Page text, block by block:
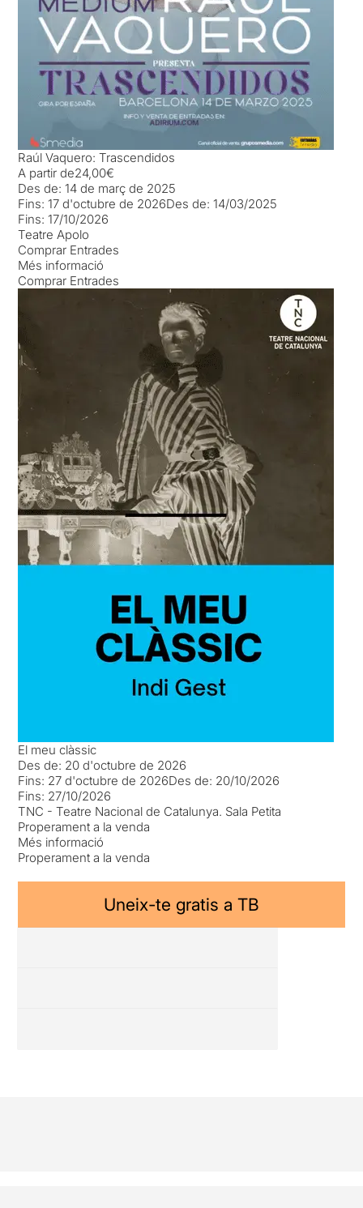
Raúl Vaquero: Trascendidos
A partir de24,00€
Des de: 14 de març de 2025
Fins: 17 d'octubre de 2026Des de: 14/03/2025
Fins: 17/10/2026
Teatre Apolo
Comprar Entrades
Més informació
Comprar Entrades
El meu clàssic
Des de: 20 d'octubre de 2026
Fins: 27 d'octubre de 2026Des de: 20/10/2026
Fins: 27/10/2026
TNC - Teatre Nacional de Catalunya. Sala Petita
Properament a la venda
Més informació
Properament a la venda
Uneix-te gratis a TB